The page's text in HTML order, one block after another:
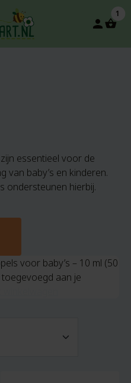
person
1
essentieel voor de
van baby’s en kinderen.
ondersteunen hierbij.
voor baby’s – 10 ml (50
toegevoegd aan je